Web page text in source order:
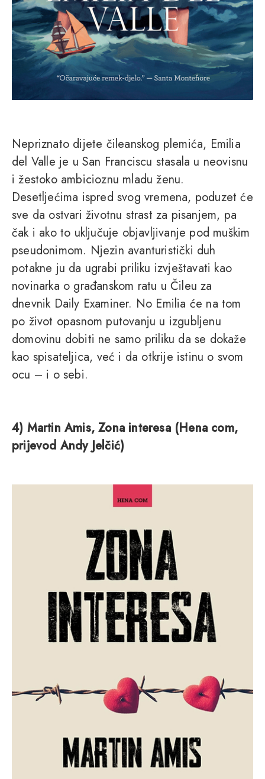
Nepriznato dijete čileanskog plemića, Emilia
del Valle je u San Franciscu stasala u neovisnu
i žestoko ambicioznu mladu ženu.
Desetljećima ispred svog vremena, poduzet će
sve da ostvari životnu strast za pisanjem, pa
čak i ako to uključuje objavljivanje pod muškim
pseudonimom. Njezin avanturistički duh
potakne ju da ugrabi priliku izvještavati kao
novinarka o građanskom ratu u Čileu za
dnevnik Daily Examiner. No Emilia će na tom
po život opasnom putovanju u izgubljenu
domovinu dobiti ne samo priliku da se dokaže
kao spisateljica, već i da otkrije istinu o svom
ocu – i o sebi.
4) Martin Amis, Zona interesa (Hena com,
prijevod Andy Jelčić)